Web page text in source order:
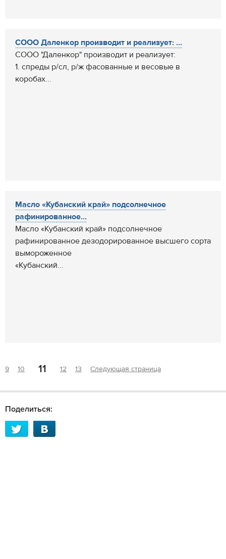
СООО Даленкор производит и реализует: ...
СООО "Даленкор" производит и реализует:
1. спреды р/сл, р/ж фасованные и весовые в
коробах...
Масло «Кубанский край» подсолнечное
рафинированное...
Масло «Кубанский край» подсолнечное
рафинированное дезодорированное высшего сорта
вымороженное
«Кубанский...
9 10 11 12 13 Следующая страница
Поделиться: